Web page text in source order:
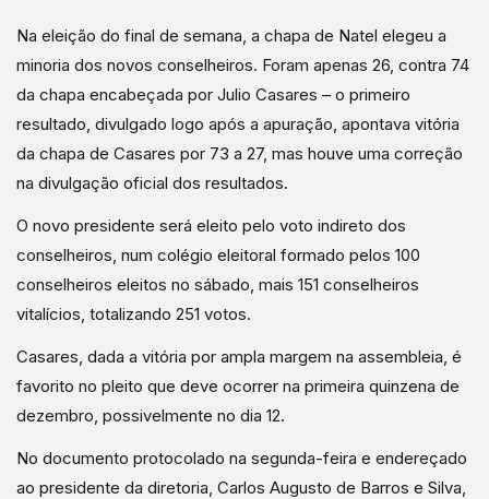
Na eleição do final de semana, a chapa de Natel elegeu a
minoria dos novos conselheiros. Foram apenas 26, contra 74
da chapa encabeçada por Julio Casares – o primeiro
resultado, divulgado logo após a apuração, apontava vitória
da chapa de Casares por 73 a 27, mas houve uma correção
na divulgação oficial dos resultados.
O novo presidente será eleito pelo voto indireto dos
conselheiros, num colégio eleitoral formado pelos 100
conselheiros eleitos no sábado, mais 151 conselheiros
vitalícios, totalizando 251 votos.
Casares, dada a vitória por ampla margem na assembleia, é
favorito no pleito que deve ocorrer na primeira quinzena de
dezembro, possivelmente no dia 12.
No documento protocolado na segunda-feira e endereçado
ao presidente da diretoria, Carlos Augusto de Barros e Silva,